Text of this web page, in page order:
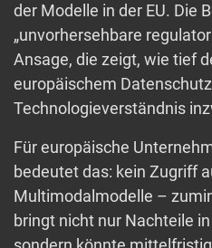
der Modelle in der EU. Die
„unvorhersehbare
Ansage, die zeigt, wie tief
europäischem
Technologieverständnis
Für europäische
bedeutet das: kein Zugriff
Multimodalmodelle –
bringt nicht nur Nachteile